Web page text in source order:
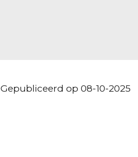
Gepubliceerd op 08-10-2025